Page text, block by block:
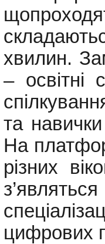
хвилин.
– освітні
та
На
різних
цифрових